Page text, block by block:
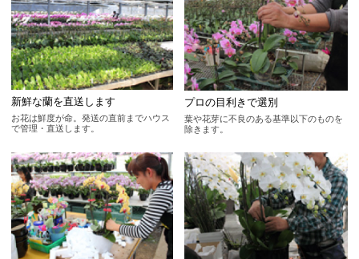
新鮮な蘭を直送します
お花は鮮度が命。発送の直前までハウス
で管理・直送します。
プロの目利きで選別
葉や花芽に不良のある基準以下のものを
除きます。